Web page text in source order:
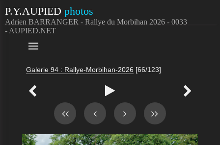
P.Y.AUPIED photos
Adrien BARRANGER - Rallye du Morbihan 2026 - 0033
- AUPIED.NET

Galerie 94 : Rallye-Morbihan-2026 [66/123]
  